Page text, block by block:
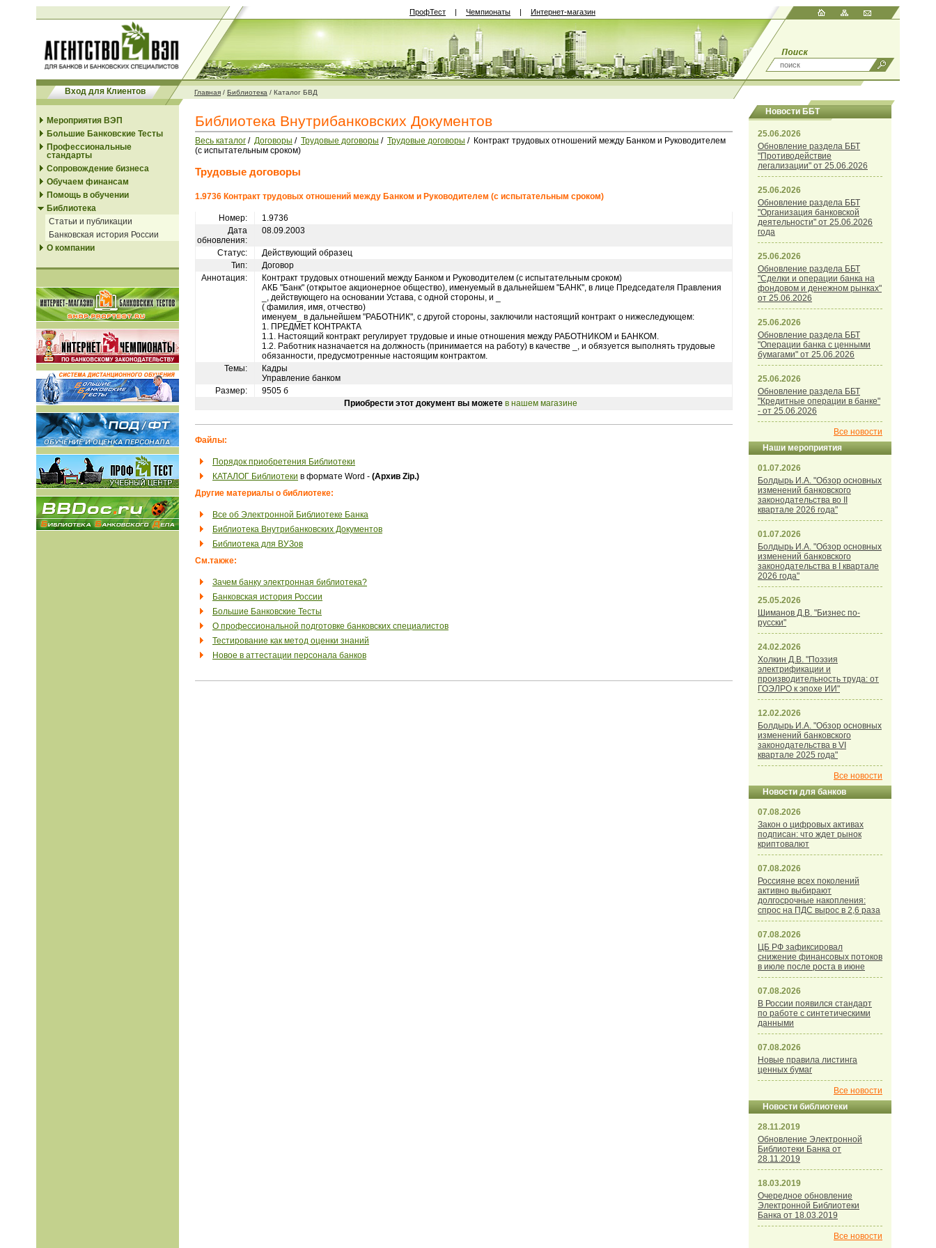
ПрофТест | Чемпионаты | Интернет-магазин
Вход для Клиентов Главная / Библиотека / Каталог БВД
Мероприятия ВЭП
Большие Банковские Тесты
Профессиональные
стандарты
Сопровождение бизнеса
Обучаем финансам
Помощь в обучении
Библиотека
Статьи и публикации
Банковская история России
О компании
Библиотека Внутрибанковских Документов
Весь каталог / Договоры / Трудовые договоры / Трудовые договоры / Контракт трудовых отношений между Банком и Руководителем
(с испытательным сроком)
Трудовые договоры
1.9736 Контракт трудовых отношений между Банком и Руководителем (с испытательным сроком)
Номер:
1.9736
Дата
обновления:
08.09.2003
Статус:
Действующий образец
Тип:
Договор
Аннотация:
Контракт трудовых отношений между Банком и Руководителем (с испытательным сроком)
АКБ "Банк" (открытое акционерное общество), именуемый в дальнейшем "БАНК", в лице Председателя Правления
_, действующего на основании Устава, с одной стороны, и _
( фамилия, имя, отчество)
именуем_ в дальнейшем "РАБОТНИК", с другой стороны, заключили настоящий контракт о нижеследующем:
1. ПРЕДМЕТ КОНТРАКТА
1.1. Настоящий контракт регулирует трудовые и иные отношения между РАБОТНИКОМ и БАНКОМ.
1.2. Работник назначается на должность (принимается на работу) в качестве _, и обязуется выполнять трудовые
обязанности, предусмотренные настоящим контрактом.
Темы:
Кадры
Управление банком
Размер:
9505 б
Приобрести этот документ вы можете в нашем магазине
Файлы:
Порядок приобретения Библиотеки
КАТАЛОГ Библиотеки в формате Word - (Архив Zip.)
Другие материалы о библиотеке:
Все об Электронной Библиотеке Банка
Библиотека Внутрибанковских Документов
Библиотека для ВУЗов
См.также:
Зачем банку электронная библиотека?
Банковская история России
Большие Банковские Тесты
О профессиональной подготовке банковских специалистов
Тестирование как метод оценки знаний
Новое в аттестации персонала банков
Новости ББТ
25.06.2026
Обновление раздела ББТ
"Противодействие
легализации" от 25.06.2026
25.06.2026
Обновление раздела ББТ
"Организация банковской
деятельности" от 25.06.2026
года
25.06.2026
Обновление раздела ББТ
"Сделки и операции банка на
фондовом и денежном рынках"
от 25.06.2026
25.06.2026
Обновление раздела ББТ
"Операции банка с ценными
бумагами" от 25.06.2026
25.06.2026
Обновление раздела ББТ
"Кредитные операции в банке"
- от 25.06.2026
Все новости
Наши мероприятия
01.07.2026
Болдырь И.А. "Обзор основных
изменений банковского
законодательства во II
квартале 2026 года"
01.07.2026
Болдырь И.А. "Обзор основных
изменений банковского
законодательства в I квартале
2026 года"
25.05.2026
Шиманов Д.В. "Бизнес по-
русски"
24.02.2026
Холкин Д.В. "Поэзия
электрификации и
производительность труда: от
ГОЭЛРО к эпохе ИИ"
12.02.2026
Болдырь И.А. "Обзор основных
изменений банковского
законодательства в VI
квартале 2025 года"
Все новости
Новости для банков
07.08.2026
Закон о цифровых активах
подписан: что ждет рынок
криптовалют
07.08.2026
Россияне всех поколений
активно выбирают
долгосрочные накопления:
спрос на ПДС вырос в 2,6 раза
07.08.2026
ЦБ РФ зафиксировал
снижение финансовых потоков
в июле после роста в июне
07.08.2026
В России появился стандарт
по работе с синтетическими
данными
07.08.2026
Новые правила листинга
ценных бумаг
Все новости
Новости библиотеки
28.11.2019
Обновление Электронной
Библиотеки Банка от
28.11.2019
18.03.2019
Очередное обновление
Электронной Библиотеки
Банка от 18.03.2019
Все новости